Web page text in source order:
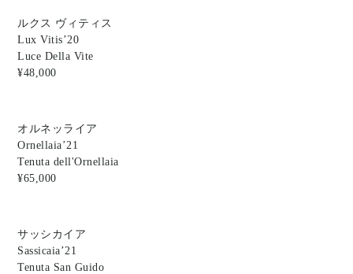
ルクス ヴィティス
Lux Vitis’20
Luce Della Vite
¥48,000
オルネッライア
Ornellaia’21
Tenuta dell'Ornellaia
¥65,000
サッシカイア
Sassicaia’21
Tenuta San Guido